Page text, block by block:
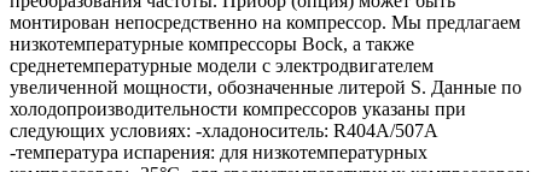
монтирован непосредственно на компрессор. Мы предлагаем
низкотемпературные компрессоры Bock, а также
среднетемпературные модели с электродвигателем
увеличенной мощности, обозначенные литерой S. Данные по
холодопроизводительности компрессоров указаны при
следующих условиях: -хладоноситель: R404A/507A
-температура испарения: для низкотемпературных